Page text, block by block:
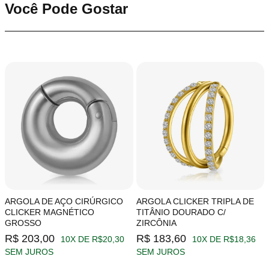
Você Pode Gostar
ARGOLA DE AÇO CIRÚRGICO
CLICKER MAGNÉTICO
GROSSO
R$ 203,00
10X DE R$20,30
SEM JUROS
ARGOLA CLICKER TRIPLA DE
TITÂNIO DOURADO C/
ZIRCÔNIA
R$ 183,60
10X DE R$18,36
SEM JUROS